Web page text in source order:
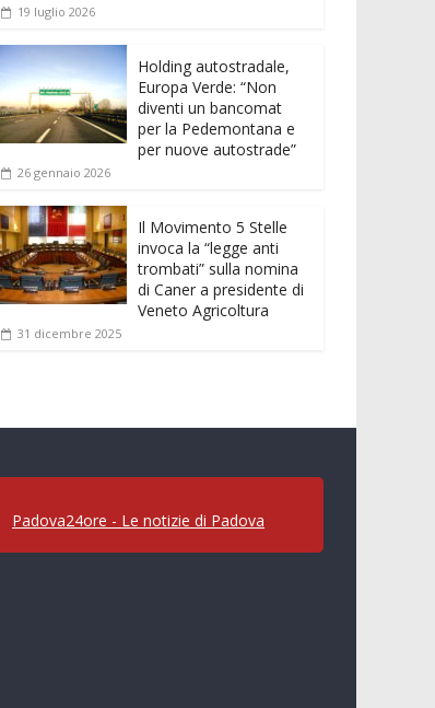
19 luglio 2026
Holding autostradale,
Europa Verde: “Non
diventi un bancomat
per la Pedemontana e
per nuove autostrade”
26 gennaio 2026
Il Movimento 5 Stelle
invoca la “legge anti
trombati” sulla nomina
di Caner a presidente di
Veneto Agricoltura
31 dicembre 2025
Padova24ore - Le notizie di Padova